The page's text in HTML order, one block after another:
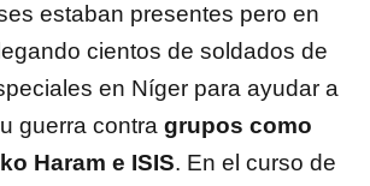
estaban presentes pero en
cientos de soldados de
en Níger para ayudar a
guerra contra grupos como
Haram e ISIS. En el curso de